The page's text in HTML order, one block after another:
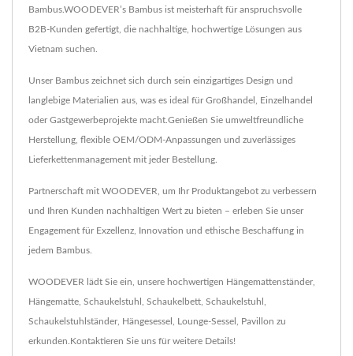
Bambus.WOODEVER’s Bambus ist meisterhaft für anspruchsvolle
B2B-Kunden gefertigt, die nachhaltige, hochwertige Lösungen aus
Vietnam suchen.
Unser Bambus zeichnet sich durch sein einzigartiges Design und
langlebige Materialien aus, was es ideal für Großhandel, Einzelhandel
oder Gastgewerbeprojekte macht.Genießen Sie umweltfreundliche
Herstellung, flexible OEM/ODM-Anpassungen und zuverlässiges
Lieferkettenmanagement mit jeder Bestellung.
Partnerschaft mit WOODEVER, um Ihr Produktangebot zu verbessern
und Ihren Kunden nachhaltigen Wert zu bieten – erleben Sie unser
Engagement für Exzellenz, Innovation und ethische Beschaffung in
jedem Bambus.
WOODEVER lädt Sie ein, unsere hochwertigen Hängemattenständer,
Hängematte Schaukelstuhl Schaukelbett Schaukelstuhl
Schaukelstuhlständer, Hängesessel Lounge-Sessel Pavillon zu
erkunden. Kontaktieren Sie uns für weitere Details!